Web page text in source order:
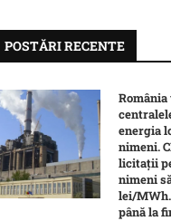
POSTĂRI RECENTE
energia
nimeni.
licitații
nimeni
lei/
până la